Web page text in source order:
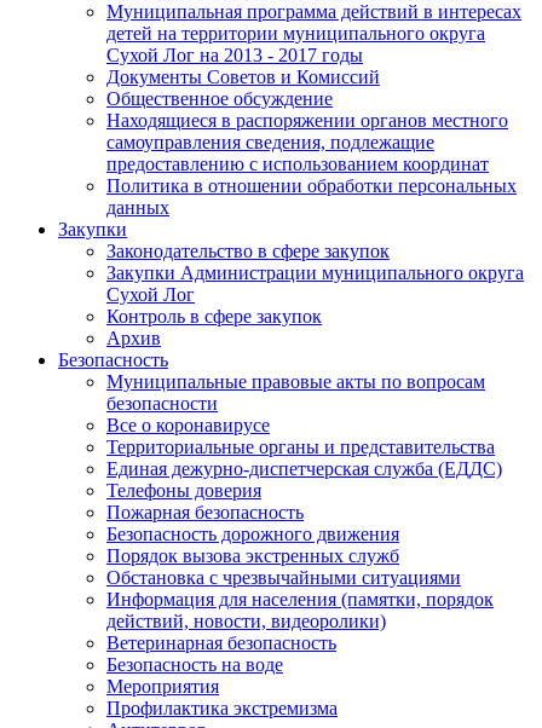
Муниципальная программа действий в интересах
детей на территории муниципального округа
Сухой Лог на 2013 - 2017 годы
Документы Советов и Комиссий
Общественное обсуждение
Находящиеся в распоряжении органов местного
самоуправления сведения, подлежащие
предоставлению с использованием координат
Политика в отношении обработки персональных
данных
Закупки
Законодательство в сфере закупок
Закупки Администрации муниципального округа
Сухой Лог
Контроль в сфере закупок
Архив
Безопасность
Муниципальные правовые акты по вопросам
безопасности
Все о коронавирусе
Территориальные органы и представительства
Единая дежурно-диспетчерская служба (ЕДДС)
Телефоны доверия
Пожарная безопасность
Безопасность дорожного движения
Порядок вызова экстренных служб
Обстановка с чрезвычайными ситуациями
Информация для населения (памятки, порядок
действий, новости, видеоролики)
Ветеринарная безопасность
Безопасность на воде
Мероприятия
Профилактика экстремизма